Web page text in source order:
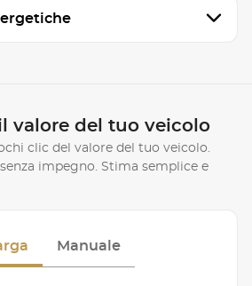
valore del tuo veicolo
clic del valore del tuo veicolo.
impegno. Stima semplice e
Manuale